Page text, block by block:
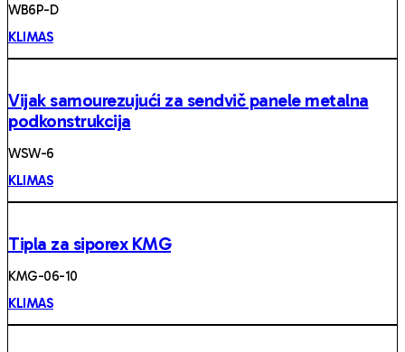
WB6P-D
KLIMAS
Vijak samourezujući za sendvič panele metalna
podkonstrukcija
WSW-6
KLIMAS
Tipla za siporex KMG
KMG-06-10
KLIMAS